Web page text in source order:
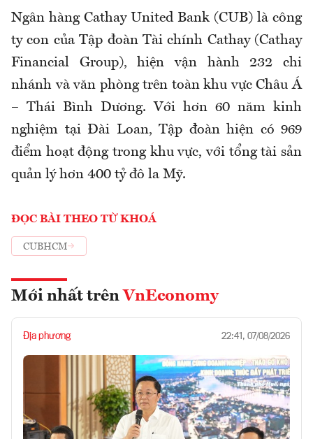
Ngân hàng Cathay United Bank (CUB) là công
ty con của Tập đoàn Tài chính Cathay (Cathay
Financial Group), hiện vận hành 232 chi
nhánh và văn phòng trên toàn khu vực Châu Á
– Thái Bình Dương. Với hơn 60 năm kinh
nghiệm tại Đài Loan, Tập đoàn hiện có 969
điểm hoạt động trong khu vực, với tổng tài sản
quản lý hơn 400 tỷ đô la Mỹ.
ĐỌC BÀI THEO TỪ KHOÁ
CUBHCM
Mới nhất trên VnEconomy
Địa phương 22:41, 07/08/2026